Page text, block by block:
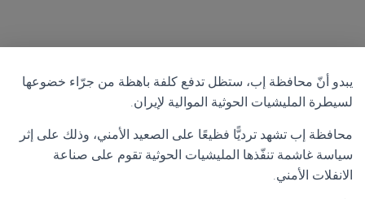
يبدو أنّ محافظة إب، ستظل تدفع كلفة باهظة من جرّاء خضوعها
لسيطرة المليشيات الحوثية الموالية لإيران.
محافظة إب تشهد ترديًّا فظيعًا على الصعيد الأمني، وذلك على إثر
سياسة غاشمة تنفّذها المليشيات الحوثية تقوم على صناعة
الانفلات الأمني.